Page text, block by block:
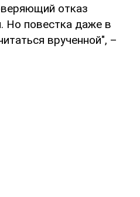
отказ
Но повестка даже в
врученной", –